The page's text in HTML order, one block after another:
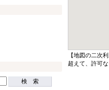
検 索
【地図の二次
超えて、許可